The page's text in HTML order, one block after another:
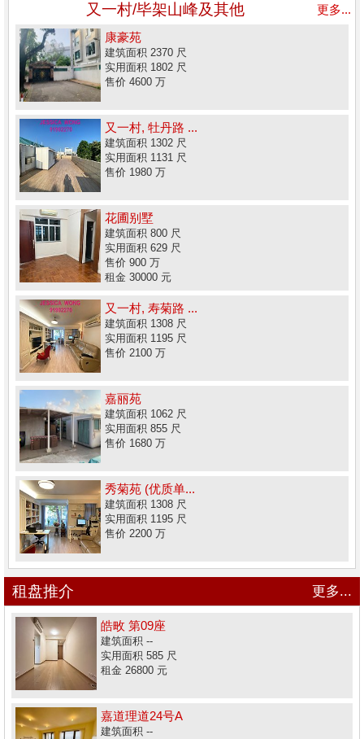
又一村/毕架山峰及其他
更多...
康豪苑
建筑面积 2370 尺
实用面积 1802 尺
售价 4600 万
又一村, 牡丹路 ...
建筑面积 1302 尺
实用面积 1131 尺
售价 1980 万
花圃别墅
建筑面积 800 尺
实用面积 629 尺
售价 900 万
租金 30000 元
又一村, 寿菊路 ...
建筑面积 1308 尺
实用面积 1195 尺
售价 2100 万
嘉丽苑
建筑面积 1062 尺
实用面积 855 尺
售价 1680 万
秀菊苑 (优质单...
建筑面积 1308 尺
实用面积 1195 尺
售价 2200 万
租盘推介 更多...
皓畋 第09座
建筑面积 --
实用面积 585 尺
租金 26800 元
嘉道理道24号A
建筑面积 --